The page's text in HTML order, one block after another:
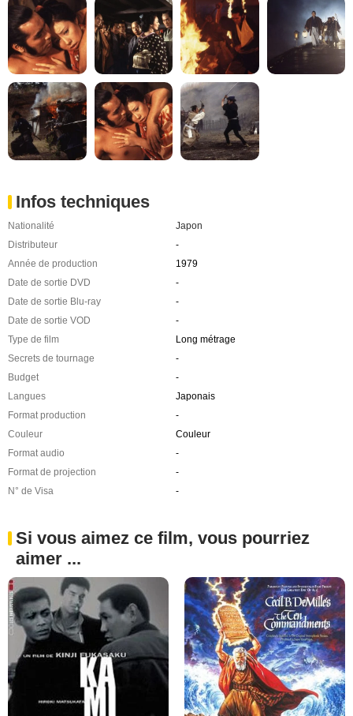
Infos techniques
Nationalité
Japon
Distributeur
-
Année de production
1979
Date de sortie DVD
-
Date de sortie Blu-ray
-
Date de sortie VOD
-
Type de film
Long métrage
Secrets de tournage
-
Budget
-
Langues
Japonais
Format production
-
Couleur
Couleur
Format audio
-
Format de projection
-
N° de Visa
-
Si vous aimez ce film, vous pourriez
aimer ...